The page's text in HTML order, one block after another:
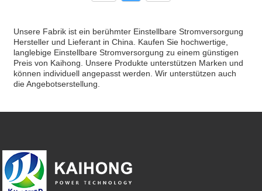
Unsere Fabrik ist ein berühmter Einstellbare Stromversorgung
Hersteller und Lieferant in China. Kaufen Sie hochwertige,
langlebige Einstellbare Stromversorgung zu einem günstigen
Preis von Kaihong. Unsere Produkte unterstützen Marken und
können individuell angepasst werden. Wir unterstützen auch
die Angebotserstellung.